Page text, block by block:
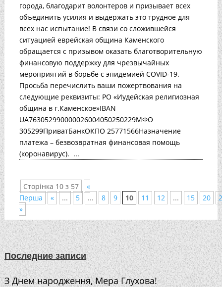
города, благодарит волонтеров и призывает всех
объединить усилия и выдержать это трудное для
всех нас испытание! В связи со сложившейся
ситуацией еврейская община Каменского
обращается с призывом оказать благотворительную
финансовую поддержку для чрезвычайных
мероприятий в борьбе с эпидемией COVID-19.
Просьба перечислить ваши пожертвования на
следующие реквизиты: РО «Иудейская религиозная
община в г.Каменское»IBAN
UA763052990000026004050250229МФО
305299ПриватБанкОКПО 25771566Назначение
платежа – безвозвратная финансовая помощь
(коронавирус). ...
Сторінка 10 з 57
«
Перша
« ... 5 ... 8 9 10 11 12 ... 15 20
»
Последние записи
З Днем народження, Мера Глухова!